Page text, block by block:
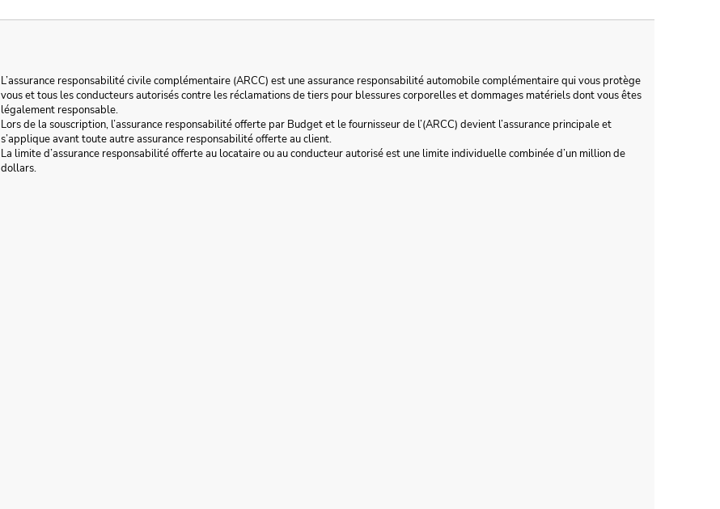
L’assurance responsabilité civilecomplémentaire (ARCC) est une assurance responsabilité automobile complémentaire qui vous protège
vous et tous les conducteurs autorisés contre les réclamations de tiers pour blessures corporelles et dommages matériels dont vous êtes
légalement responsable.
Lors de la souscription, l’assurance responsabilité offerte par Budget et le fournisseur de l’(ARCC) devient l’assurance principale et
s’applique avant toute autre assurance responsabilité offerte au client.
La limite d’assurance responsabilité offerte au locataire ou au conducteur autorisé est une limite individuelle combinée d’un million de
dollars.